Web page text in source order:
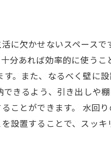
に欠かせないスペース
分あれば効率的に使うこ
。また、なるべく壁に設
きるよう、引き出しや
ことができます。 水回
設置することで、スッ